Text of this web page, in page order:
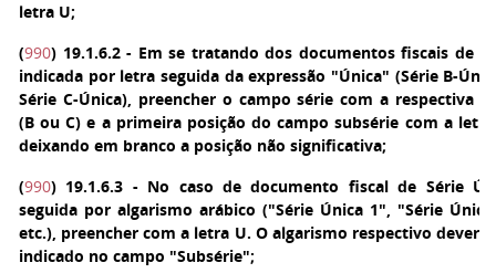
letra U;
(990) 19.1.6.2 - Em se tratando dos documentos fiscais de
indicada por letra seguida da expressão "Única" (Série B-
Série C-Única), preencher o campo série com a respectiva
(B ou C) e a primeira posição do campo subsérie com a
deixando em branco a posição não significativa;
(990) 19.1.6.3 - No caso de documento fiscal de Série
seguida por algarismo arábico ("Série Única 1", "Série
etc.), preencher com a letra U. O algarismo respectivo deverá
indicado no campo "Subsérie";